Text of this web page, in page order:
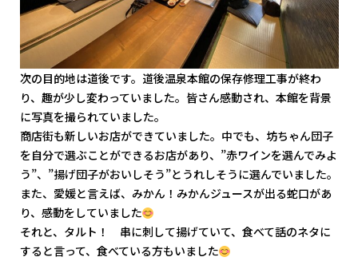
次の目的地は道後です。道後温泉本館の保存修理工事が終わ
り、趣が少し変わっていました。皆さん感動され、本館を背景
に写真を撮られていました。
商店街も新しいお店ができていました。中でも、坊ちゃん団子
を自分で選ぶことができるお店があり、”赤ワインを選んでみよ
う”、”揚げ団子がおいしそう”とうれしそうに選んでいました。
また、愛媛と言えば、みかん！みかんジュースが出る蛇口があ
り、感動をしていました
それと、タルト！ 串に刺して揚げていて、食べて話のネタに
すると言って、食べている方もいました